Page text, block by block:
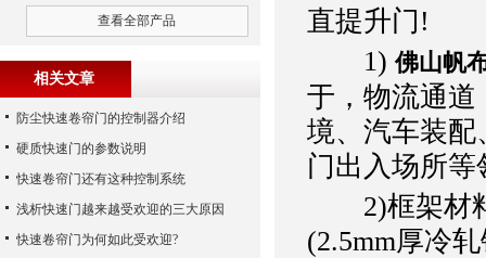
直提升门!
1) 佛山帆
于，物流通道
境、汽车装配
门出入场所等
2)框架材料
(2.5mm厚冷
查看全部产品
相关文章
防尘快速卷帘门的控制器介绍
硬质快速门的参数说明
快速卷帘门还有这种控制系统
浅析快速门越来越受欢迎的三大原因
快速卷帘门为何如此受欢迎?